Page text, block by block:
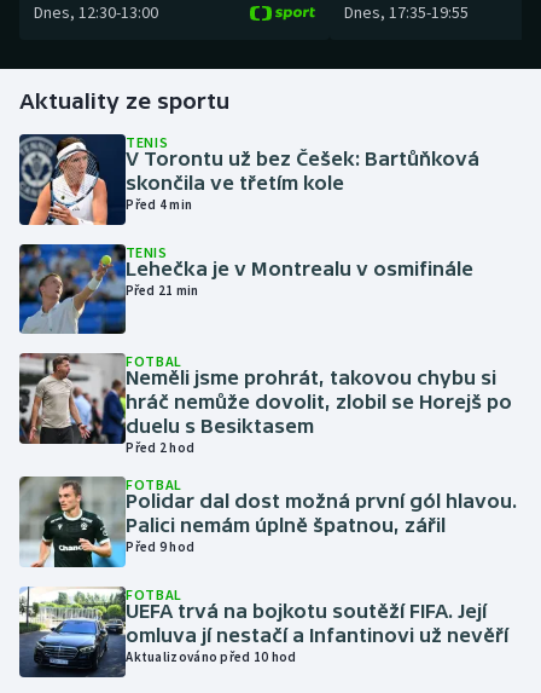
Curling
Dostihy
Florbal
Futsal
Golf
Gymnastika
Házená
Jezdectví
Judo
Krasobruslení
Lezení
Lyže a snowboard
Dnes, 12:30-13:00 Dnes, 17:35-19:55
Aktuality ze sportu
TENIS
V Torontu už bez Češek: Bartůňková
skončila ve třetím kole
Před 4 min
TENIS
Lehečka je v Montrealu v osmifinále
Před 21 min
FOTBAL
Neměli jsme prohrát, takovou chybu si
hráč nemůže dovolit, zlobil se Horejš po
duelu s Besiktasem
Před 2 hod
FOTBAL
Polidar dal dost možná první gól hlavou.
Palici nemám úplně špatnou, zářil
Před 9 hod
FOTBAL
UEFA trvá na bojkotu soutěží FIFA. Její
omluva jí nestačí a Infantinovi už nevěří
Aktualizováno před 10 hod